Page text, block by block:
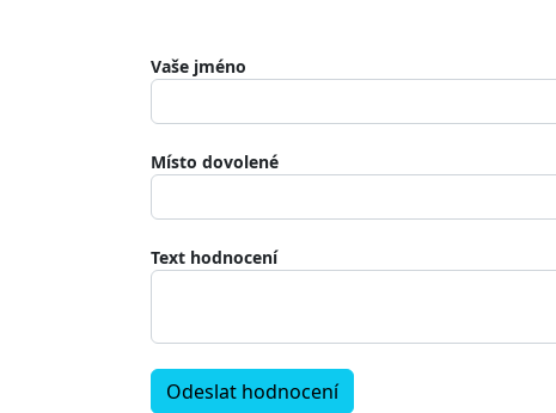
Vaše jméno
Místo dovolené
Text hodnocení